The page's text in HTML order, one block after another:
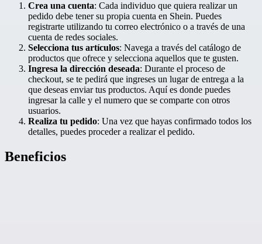
Crea una cuenta: Cada individuo que quiera realizar un
pedido debe tener su propia cuenta en Shein. Puedes
registrarte utilizando tu correo electrónico o a través de una
cuenta de redes sociales.
Selecciona tus artículos: Navega a través del catálogo de
productos que ofrece y selecciona aquellos que te gusten.
Ingresa la dirección deseada: Durante el proceso de
checkout, se te pedirá que ingreses un lugar de entrega a la
que deseas enviar tus productos. Aquí es donde puedes
ingresar la calle y el numero que se comparte con otros
usuarios.
Realiza tu pedido: Una vez que hayas confirmado todos los
detalles, puedes proceder a realizar el pedido.
Beneficios